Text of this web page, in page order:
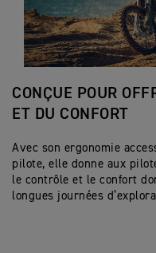
CONÇUE POUR
ET DU CONFORT
Avec son ergonomie
pilote, elle donne aux
le contrôle et le confort
longues journées